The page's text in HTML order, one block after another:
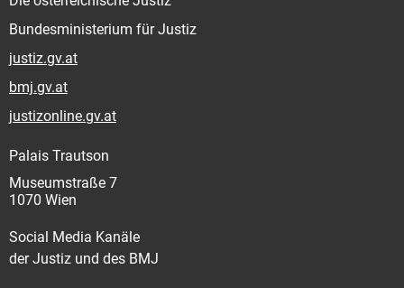
Bundesministerium für Justiz
justiz.gv.at
bmj.gv.at
justizonline.gv.at
Palais Trautson
Museumstraße 7
1070 Wien
Social Media Kanäle
der Justiz und des BMJ